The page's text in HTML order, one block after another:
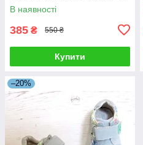
В наявності
385 ₴ 550 ₴
Купити
–20%